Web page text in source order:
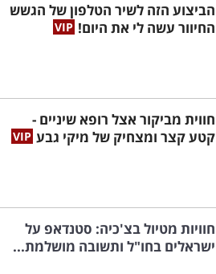
הביצוע הזה לשיר הטלפון של הגשש
החיוור עשה לי את היום!
חווית מביקור אצל רופא שיניים -
קטע קצר ומצחיק של מיקי גבע
חוויות מטיול בצ'כיה: סטנדאפ על
ישראלים בחו"ל ותשובה מושלמת...